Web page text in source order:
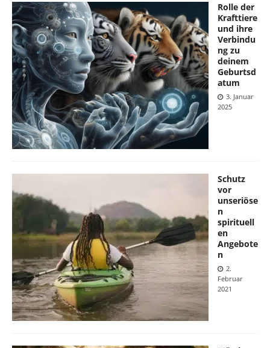
Rolle der
Krafttiere
und ihre
Verbindu
ng zu
deinem
Geburtsd
atum
3. Januar
2025
Schutz
vor
unseriöse
n
spirituell
en
Angebote
n
2.
Februar
2021